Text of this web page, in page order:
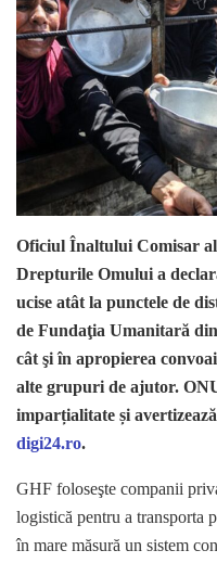
Oficiul Înaltului Comisar
Drepturile Omului a
ucise atât la punctele de
de Fundaţia Umanitară
cât şi în apropierea
alte grupuri de ajutor.
imparțialitate și
digi24.ro.
GHF foloseşte companii
logistică pentru a transporta
în mare măsură un sistem